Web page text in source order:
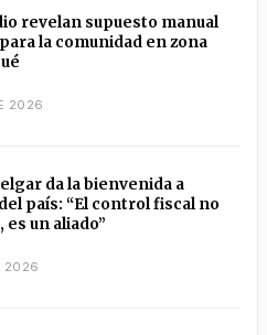
revelan supuesto manual
la comunidad en zona
2026
da la bienvenida a
país: “El control fiscal no
es un aliado”
2026